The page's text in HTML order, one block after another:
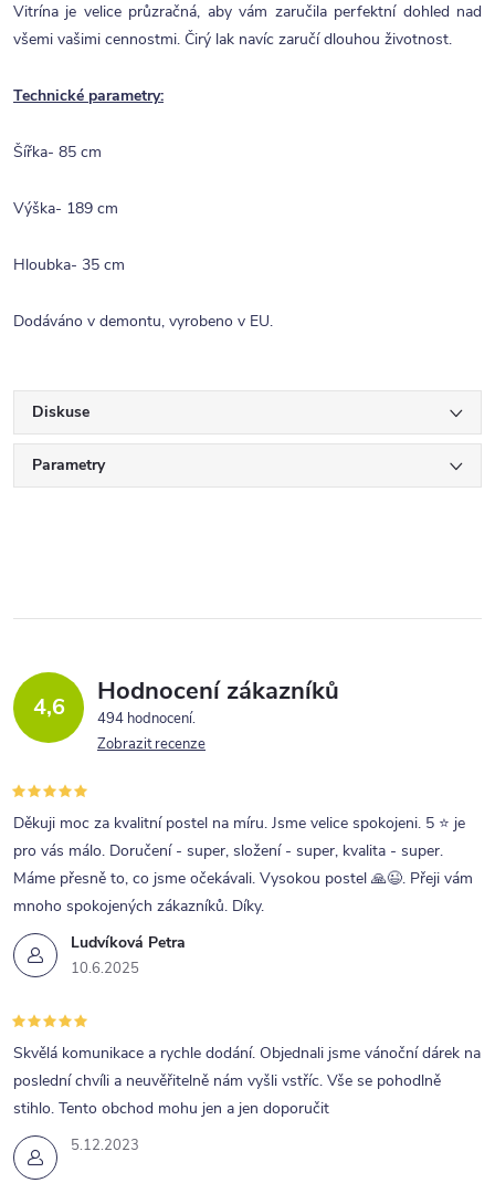
Vitrína je velice průzračná, aby vám zaručila perfektní dohled nad
všemi vašimi cennostmi. Čirý lak navíc zaručí dlouhou životnost.
Technické parametry:
Šířka- 85 cm
Výška- 189 cm
Hloubka- 35 cm
Dodáváno v demontu, vyrobeno v EU.
Diskuse
Parametry
4,6 Hodnocení zákazníků
494 hodnocení
Zobrazit recenze
Ludvíková Petra
10.6.2025
Děkuji moc za kvalitní postel na míru. Jsme velice spokojeni. 5 ⭐ je
pro vás málo. Doručení - super, složení - super, kvalita - super.
Máme přesně to, co jsme očekávali. Vysokou postel 🙏😉. Přeji vám
mnoho spokojených zákazníků. Díky.
5.12.2023
Skvělá komunikace a rychle dodání. Objednali jsme vánoční dárek na
poslední chvíli a neuvěřitelně nám vyšli vstříc. Vše se pohodlně
stihlo. Tento obchod mohu jen a jen doporučit